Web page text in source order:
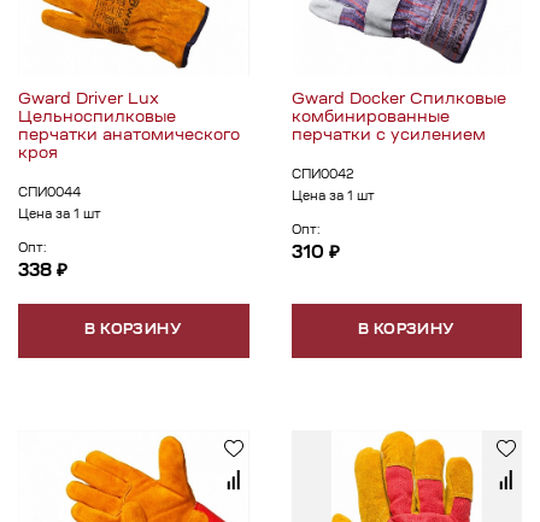
Gward Driver Lux
Цельноспилковые
перчатки анатомического
кроя
СПИ0044
Цена за 1 шт
Опт:
338 ₽
В КОРЗИНУ
Gward Docker Спилковые
комбинированные
перчатки с усилением
СПИ0042
Цена за 1 шт
Опт:
310 ₽
В КОРЗИНУ